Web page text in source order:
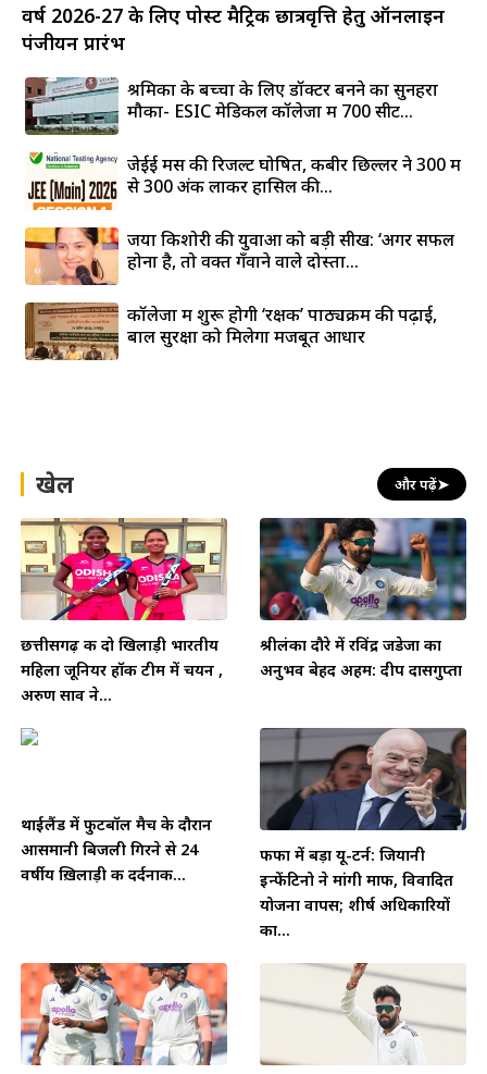
वर्ष 2026-27 के लिए पोस्ट मैट्रिक छात्रवृत्ति हेतु ऑनलाइन
पंजीयन प्रारंभ
श्रमिकों के बच्चों के लिए डॉक्टर बनने का सुनहरा
मौका- ESIC मेडिकल कॉलेजों में 700 सीटें...
जेईई मेंस की रिजल्ट घोषित, कबीर छिल्लर ने 300 में
से 300 अंक लाकर हासिल की...
जया किशोरी की युवाओं को बड़ी सीख: ‘अगर सफल
होना है, तो वक्त गँवाने वाले दोस्तों...
कॉलेजों में शुरू होगी ‘रक्षक’ पाठ्यक्रम की पढ़ाई,
बाल सुरक्षा को मिलेगा मजबूत आधार
खेल और पढ़ें➤
छत्तीसगढ़ की दो खिलाड़ी भारतीय
महिला जूनियर हॉकी टीम में चयन ,
अरुण साव ने...
श्रीलंका दौरे में रविंद्र जडेजा का
अनुभव बेहद अहम: दीप दासगुप्ता
थाईलैंड में फुटबॉल मैच के दौरान
आसमानी बिजली गिरने से 24
वर्षीय ख़िलाड़ी की दर्दनाक...
फीफा में बड़ा यू-टर्न: जियानी
इन्फेंटिनो ने मांगी माफी, विवादित
योजना वापस; शीर्ष अधिकारियों
का...